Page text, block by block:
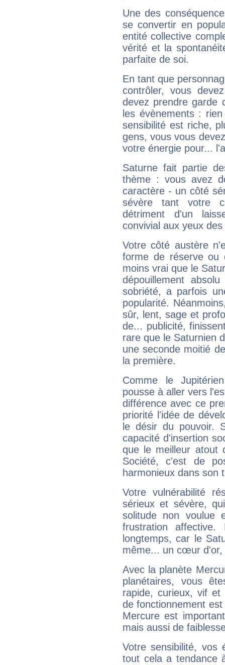
Une des
se convertir en
entité collective
vérité et la
parfaite de soi.
En tant que
contrôler, vous
devez prendre garde
les évènements :
sensibilité est riche,
gens, vous vous
votre énergie pour...
Saturne fait partie
thème : vous avez
caractère - un côté
sévère tant votre
détriment d'un
convivial aux yeux
Votre côté austère
forme de réserve
moins vrai que le
dépouillement
sobriété, a parfois
popularité.
sûr, lent, sage et
de... publicité,
rare que le Saturnien
une seconde moitié
la première.
Comme le
pousse à aller vers
différence avec ce
priorité l'idée de
le désir du pouvoir.
capacité d'insertion
que le meilleur atout
Société, c'est de
harmonieux dans son
Votre vulnérabilité
sérieux et sévère,
solitude non voulue
frustration
longtemps, car le
même... un cœur d'or,
Avec la planète
planétaires, vous
rapide, curieux, vif et
de fonctionnement
Mercure est
mais aussi de
Votre sensibilité,
tout cela a tendance